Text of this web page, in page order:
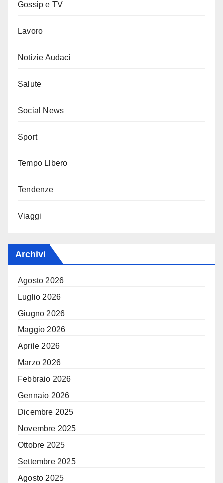
Gossip e TV
Lavoro
Notizie Audaci
Salute
Social News
Sport
Tempo Libero
Tendenze
Viaggi
Archivi
Agosto 2026
Luglio 2026
Giugno 2026
Maggio 2026
Aprile 2026
Marzo 2026
Febbraio 2026
Gennaio 2026
Dicembre 2025
Novembre 2025
Ottobre 2025
Settembre 2025
Agosto 2025